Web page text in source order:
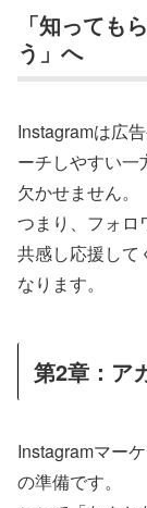
「知っても
う」へ
Instagramは広
ーチしやすい
欠かせません。
つまり、フォロ
共感し応援して
なります。
第2章：ア
Instagramマー
の準備です。